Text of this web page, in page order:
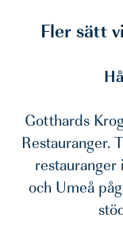
Fler sätt
Gotthards
Restauranger.
och Umeå